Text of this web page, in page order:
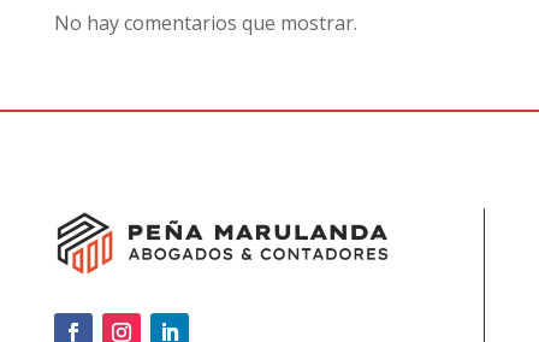
No hay comentarios que mostrar.